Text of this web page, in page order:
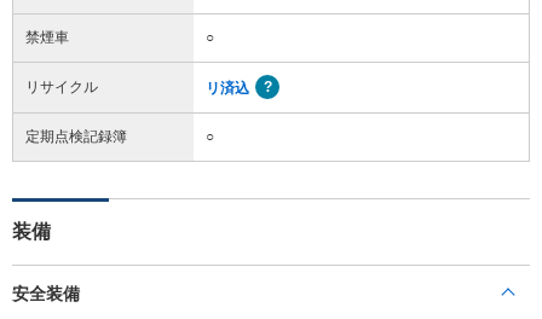
禁煙車 ○
リサイクル リ済込
定期点検記録簿 ○
装備
安全装備